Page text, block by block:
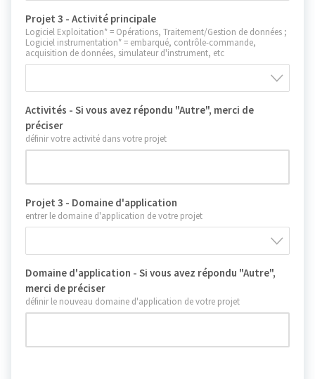
Projet 3 - Activité principale
Logiciel Exploitation* = Opérations, Traitement/Gestion de données ;
Logiciel instrumentation* = embarqué, contrôle-commande,
acquisition de données, simulateur d'instrument, etc
Activités - Si vous avez répondu "Autre", merci de
préciser
définir votre activité dans votre projet
Projet 3 - Domaine d'application
entrer le domaine d'application de votre projet
Domaine d'application - Si vous avez répondu "Autre",
merci de préciser
définir le nouveau domaine d'application de votre projet